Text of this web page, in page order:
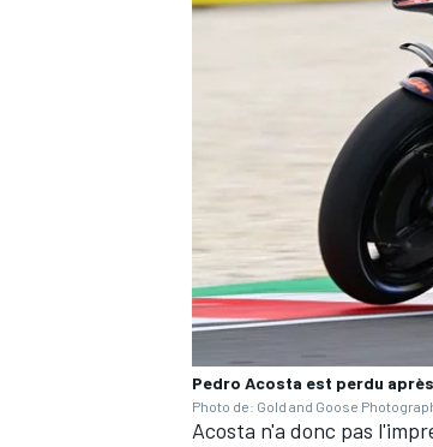
Pedro Acosta est perdu
Photo de: Gold and Goose
Acosta n'a donc pas